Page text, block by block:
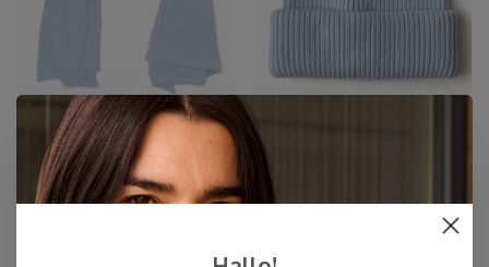
Schal Cosy Chic Airy Blue
€94,95
Cosy Beanie Airy Blue
€59,00